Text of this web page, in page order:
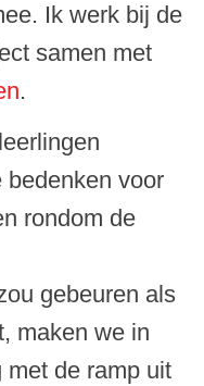
Ik werk bij de
samen met
.
bedenken voor
rondom de
gebeuren als
maken we in
met de ramp uit